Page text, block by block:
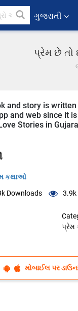
ગુજરાતી
પ્રેમ છે તો
and story is
and web since it
Stories in
કથાઓ
Downloads 3.9k
પ્રેમ
મોબાઈલ પર